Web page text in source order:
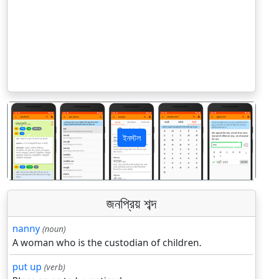
ইনস্টল
पिछला अगला
জনপ্রিয় শব্দ
nanny (noun)
A woman who is the custodian of children.
put up (verb)